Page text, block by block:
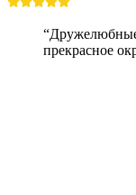
прекрасное